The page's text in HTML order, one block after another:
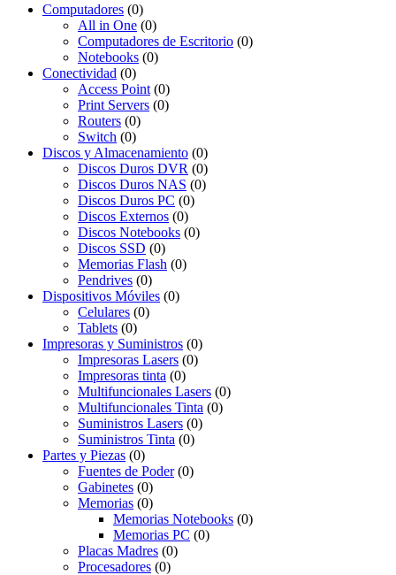
Computadores (0)
All in One (0)
Computadores de Escritorio (0)
Notebooks (0)
Conectividad (0)
Access Point (0)
Print Servers (0)
Routers (0)
Switch (0)
Discos y Almacenamiento (0)
Discos Duros DVR (0)
Discos Duros NAS (0)
Discos Duros PC (0)
Discos Externos (0)
Discos Notebooks (0)
Discos SSD (0)
Memorias Flash (0)
Pendrives (0)
Dispositivos Móviles (0)
Celulares (0)
Tablets (0)
Impresoras y Suministros (0)
Impresoras Lasers (0)
Impresoras tinta (0)
Multifuncionales Lasers (0)
Multifuncionales Tinta (0)
Suministros Lasers (0)
Suministros Tinta (0)
Partes y Piezas (0)
Fuentes de Poder (0)
Gabinetes (0)
Memorias (0)
Memorias Notebooks (0)
Memorias PC (0)
Placas Madres (0)
Procesadores (0)